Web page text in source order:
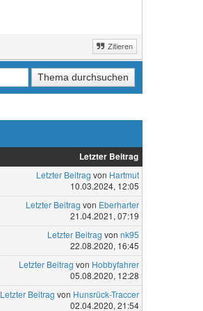
Zitieren
Letzter Beitrag
Letzter Beitrag von Hartmut
10.03.2024, 12:05
Letzter Beitrag von Eberharter
21.04.2021, 07:19
Letzter Beitrag von nk95
22.08.2020, 16:45
Letzter Beitrag von Hobbyfahrer
05.08.2020, 12:28
Letzter Beitrag von Hunsrück-Traccer
02.04.2020, 21:54